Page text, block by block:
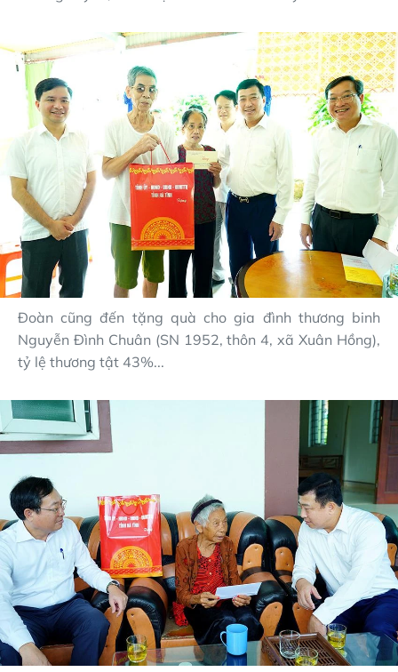
Đoàn cũng đến tặng quà cho gia đình thương binh
Nguyễn Đình Chuân (SN 1952, thôn 4, xã Xuân Hồng),
tỷ lệ thương tật 43%...